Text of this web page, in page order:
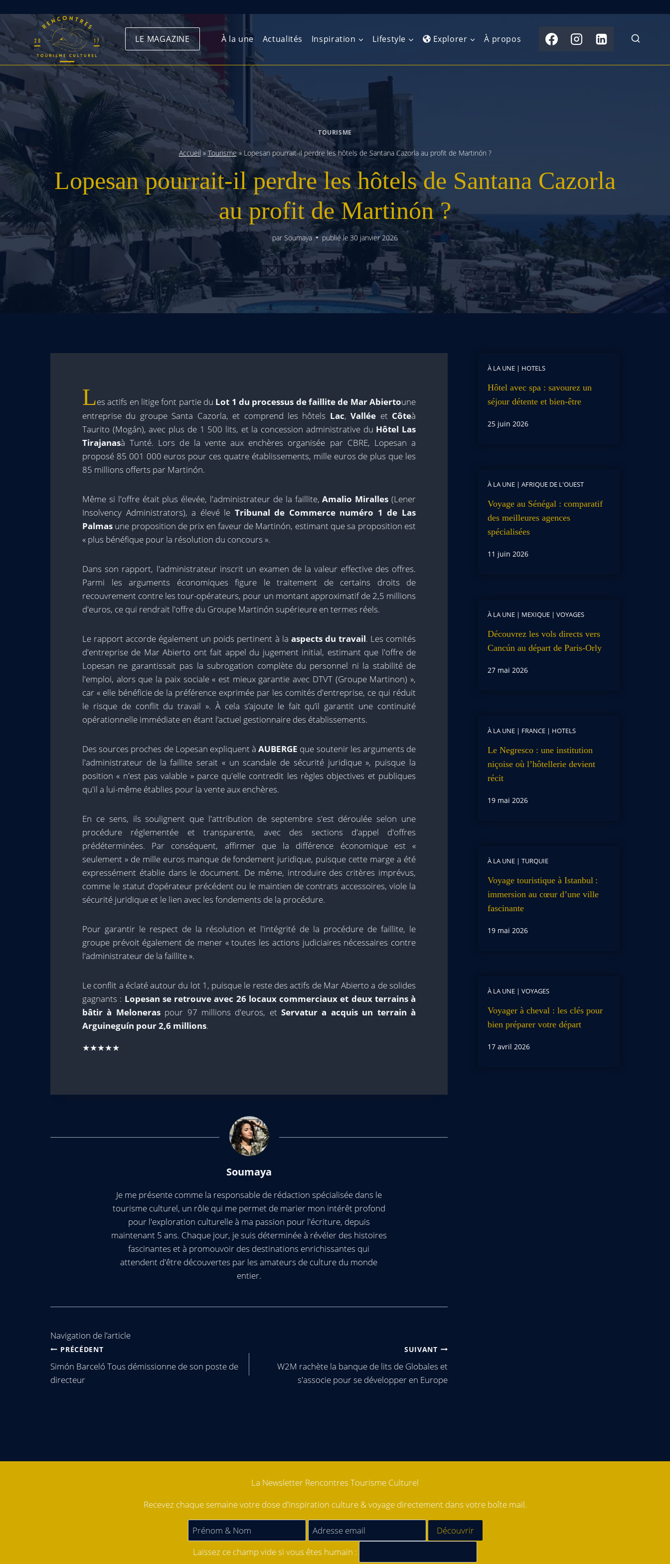
to
content
LE MAGAZINE À la une Actualités Inspiration Lifestyle Explorer
Europe de l’Ouest
Europe du Nord
Europe centrale
Europe de l’Est
Balkans
Amérique centrale
Antilles et Caraïbes
Amérique du Sud
Afrique de l’Est
Afrique australe Asie du Sud-Est
À propos
TOURISME
Accueil »Tourisme» Lopesan pourrait-il perdre les hôtels de Santana Cazorla au profit de Martinón ?
Lopesan pourrait-il perdre les hôtels de Santana Cazorla
au profit de Martinón ?
par Soumaya publié le 30 janvier 2026
Les actifs en litige font partie du Lot 1 du processus de faillite de Mar Abiertoune
entreprise du groupe Santa Cazorla, et comprend les hôtels Lac,Vallée et Côteà
Taurito (Mogán), avec plus de 1 500 lits, et la concession administrative du Hôtel Las
Tirajanasà Tunté. Lors de la vente aux enchères organisée par CBRE, Lopesan a
proposé 85 001 000 euros pour ces quatre établissements, mille euros de plus que les
85 millions offerts par Martinón.
Même si l'offre était plus élevée, l'administrateur de la faillite,Amalio Miralles (Lener
Insolvency Administrators), a élevé le Tribunal de Commerce numéro 1 de Las
Palmas une proposition de prix en faveur de Martinón, estimant que sa proposition est
« plus bénéfique pour la résolution du concours ».
Dans son rapport, l'administrateur inscrit un examen de la valeur effective des offres.
Parmi les arguments économiques figure le traitement de certains droits de
recouvrement contre les tour-opérateurs, pour un montant approximatif de 2,5 millions
d'euros, ce qui rendrait l'offre du Groupe Martinón supérieure en termes réels.
Le rapport accorde également un poids pertinent à la aspects du travail. Les comités
d'entreprise de Mar Abierto ont fait appel du jugement initial, estimant que l'offre de
Lopesan ne garantissait pas la subrogation complète du personnel ni la stabilité de
l'emploi, alors que la paix sociale « est mieux garantie avec DTVT (Groupe Martinon) »,
car « elle bénéficie de la préférence exprimée par les comités d'entreprise, ce qui réduit
le risque de conflit du travail ». À cela s’ajoute le fait qu’il garantit une continuité
opérationnelle immédiate en étant l’actuel gestionnaire des établissements.
Des sources proches de Lopesan expliquent à AUBERGE que soutenir les arguments de
l'administrateur de la faillite serait « un scandale de sécurité juridique », puisque la
position « n'est pas valable » parce qu'elle contredit les règles objectives et publiques
qu'il a lui-même établies pour la vente aux enchères.
En ce sens, ils soulignent que l'attribution de septembre s'est déroulée selon une
procédure réglementée et transparente, avec des sections d'appel d'offres
prédéterminées. Par conséquent, affirmer que la différence économique est «
seulement » de mille euros manque de fondement juridique, puisque cette marge a été
expressément établie dans le document. De même, introduire des critères imprévus,
comme le statut d'opérateur précédent ou le maintien de contrats accessoires, viole la
sécurité juridique et le lien avec les fondements de la procédure.
Pour garantir le respect de la résolution et l'intégrité de la procédure de faillite, le
groupe prévoit également de mener « toutes les actions judiciaires nécessaires contre
l'administrateur de la faillite ».
Le conflit a éclaté autour du lot 1, puisque le reste des actifs de Mar Abierto a de solides
gagnants : Lopesan se retrouve avec 26 locaux commerciaux et deux terrains à
bâtir à Meloneraspour 97 millions d'euros, etServatur a acquis un terrain à
Arguineguín pour 2,6 millions.
★★★★★
Soumaya
Je me présente comme la responsable de rédaction spécialisée dans le
tourisme culturel, un rôle qui me permet de marier mon intérêt profond
pour l'exploration culturelle à ma passion pour l'écriture, depuis
maintenant 5 ans. Chaque jour, je suis déterminée à révéler des histoires
fascinantes et à promouvoir des destinations enrichissantes qui
attendent d'être découvertes par les amateurs de culture du monde
entier.
Navigation de l’article
PRÉCÉDENT
Simón Barceló Tous démissionne de son poste de
directeur
SUIVANT
W2M rachète la banque de lits de Globales et
s'associe pour se développer en Europe
À LA UNE| HOTELS
Hôtel avec spa : savourez un
séjour détente et bien-être
25 juin 2026
À LA UNE| AFRIQUE DE L'OUEST
Voyage au Sénégal : comparatif
des meilleures agences
spécialisées
11 juin 2026
À LA UNE| MEXIQUE| VOYAGES
Découvrez les vols directs vers
Cancún au départ de Paris-Orly
27 mai 2026
À LA UNE| FRANCE| HOTELS
Le Negresco : une institution
niçoise où l’hôtellerie devient
récit
19 mai 2026
À LA UNE| TURQUIE
Voyage touristique à Istanbul :
immersion au cœur d’une ville
fascinante
19 mai 2026
À LA UNE| VOYAGES
Voyager à cheval : les clés pour
bien préparer votre départ
17 avril 2026
La Newsletter Rencontres Tourisme Culturel
Recevez chaque semaine votre dose d'inspiration culture & voyage directement dans votre boîte mail.
Laissez ce champ vide si vous êtes humain :